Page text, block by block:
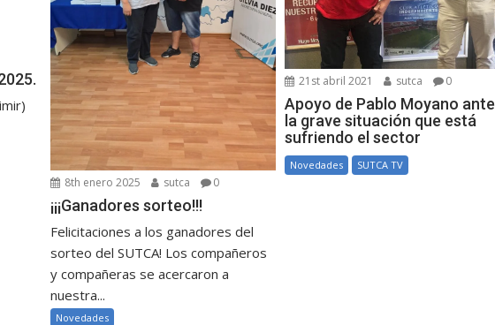
8th enero 2025 sutca 0
¡¡¡Ganadores sorteo!!!
Felicitaciones a los ganadores del
sorteo del SUTCA! Los compañeros
y compañeras se acercaron a
nuestra...
Novedades
21st abril 2021 sutca 0
Apoyo de Pablo Moyano ante
la grave situación que está
sufriendo el sector
Novedades SUTCA TV